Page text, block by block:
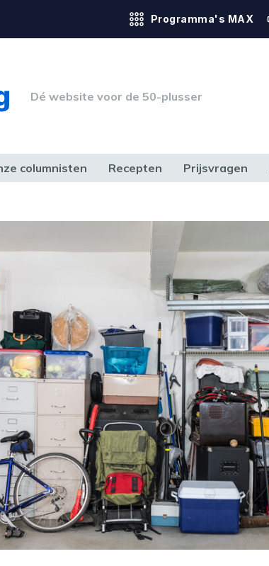
Programma's MAX
Dé website voor de 50-plusser
columnisten Recepten Prijsvragen